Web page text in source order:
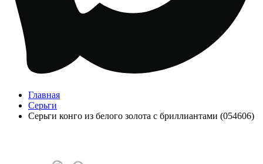
Главная
Серьги
Серьги конго из белого золота с бриллиантами (054606)